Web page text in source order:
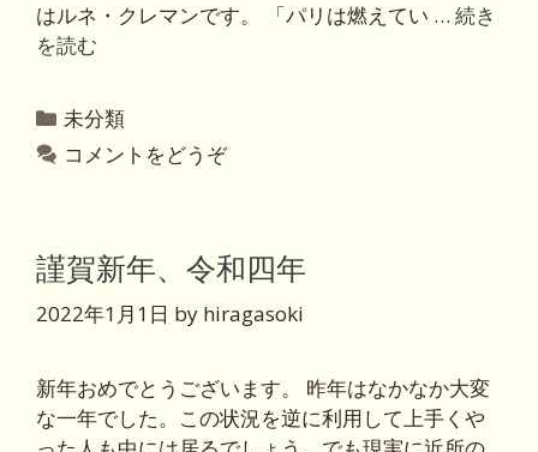
はルネ・クレマンです。 「パリは燃えてい … 続き
を読む
カ
テ
未分類
コメントをどうぞ
謹賀新年、令和四年
2022年1月1日 by hiragasoki
新年おめでとうございます。 昨年はなかなか大変
な一年でした。この状況を逆に利用して上手くや